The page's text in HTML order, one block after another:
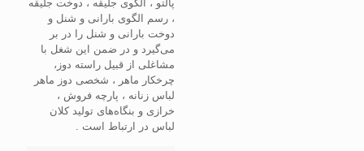
پالتو ، الگوی جلیقه ، دوخت جلیقه
، رسم الگوی بارانی و شنل و
دوخت بارانی و شنل را در بر
می‌گیرد و در ضمن این شغل با
مشاغلی از قبیل راسته دوز،
چرخکار ماهر ، شخصی دوز ماهر
لباس زنانه ، پارچه فروش ،
خرازی و بنگاه‌های تولید کلان
لباس در ارتباط است .